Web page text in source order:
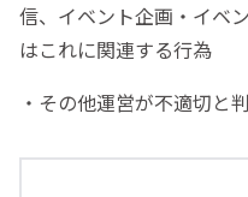
信、イベント企画・イベ
はこれに関連する行為
・その他運営が不適切と